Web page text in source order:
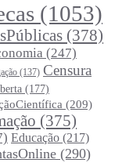
(1053)
(378)
(247)
(137) Censura
(177)
(209)
(375)
Educação (217)
(290)